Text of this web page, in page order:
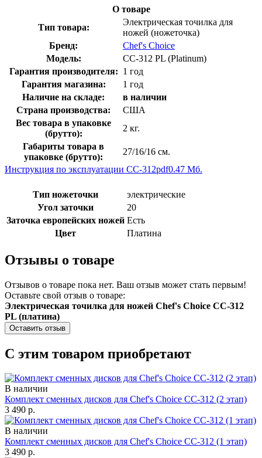
О товаре
Тип товара:
Электрическая точилка для
ножей (ножеточка)
Бренд:
Chef's Choice
Модель:
CC-312 PL (Platinum)
Гарантия производителя: 1 год
Гарантия магазина:
1 год
Наличие на складе:
в наличии
Страна производства:
США
Вес товара в упаковке
(брутто):
2 кг.
Габариты товара в
упаковке (брутто):
27/16/16 см.
Инструкция по эксплуатации CC-312pdf0.47 Мб.
Тип ножеточки
электрические
Угол заточки
20
Заточка европейских ножей Есть
Цвет
Платина
Отзывы о товаре
Отзывов о товаре пока нет. Ваш отзыв может стать первым!
Оставьте свой отзыв о товаре:
Электрическая точилка для ножей Chef's Choice CC-312
PL (платина)
Оставить отзыв
С этим товаром приобретают
В наличии
Комплект сменных дисков для Chef's Choice CC-312 (2 этап)
3 490 р.
В наличии
Комплект сменных дисков для Chef's Choice CC-312 (1 этап)
3 490 р.